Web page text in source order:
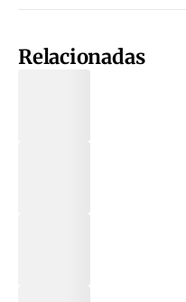
Relacionadas